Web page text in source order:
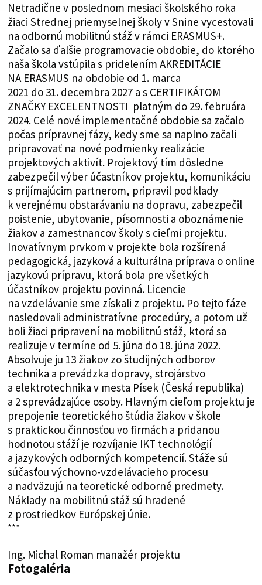
Netradične v poslednom mesiaci školského roka
žiaci Strednej priemyselnej školy v Snine vycestovali
na odbornú mobilitnú stáž v rámci ERASMUS+.
Začalo sa ďalšie programovacie obdobie, do ktorého
naša škola vstúpila s pridelením AKREDITÁCIE
NA ERASMUS na obdobie od 1. marca
2021 do 31. decembra 2027 a s CERTIFIKÁTOM
ZNAČKY EXCELENTNOSTI platným do 29. februára
2024. Celé nové implementačné obdobie sa začalo
počas prípravnej fázy, kedy sme sa naplno začali
pripravovať na nové podmienky realizácie
projektových aktivít. Projektový tím dôsledne
zabezpečil výber účastníkov projektu, komunikáciu
s prijímajúcim partnerom, pripravil podklady
k verejnému obstarávaniu na dopravu, zabezpečil
poistenie, ubytovanie, písomnosti a oboznámenie
žiakov a zamestnancov školy s cieľmi projektu.
Inovatívnym prvkom v projekte bola rozšírená
pedagogická, jazyková a kulturálna príprava o online
jazykovú prípravu, ktorá bola pre všetkých
účastníkov projektu povinná. Licencie
na vzdelávanie sme získali z projektu. Po tejto fáze
nasledovali administratívne procedúry, a potom už
boli žiaci pripravení na mobilitnú stáž, ktorá sa
realizuje v termíne od 5. júna do 18. júna 2022.
Absolvuje ju 13 žiakov zo študijných odborov
technika a prevádzka dopravy, strojárstvo
a elektrotechnika v mesta Písek (Česká republika)
a 2 sprevádzajúce osoby. Hlavným cieľom projektu je
prepojenie teoretického štúdia žiakov v škole
s praktickou činnosťou vo firmách a pridanou
hodnotou stáží je rozvíjanie IKT technológií
a jazykových odborných kompetencií. Stáže sú
súčasťou výchovno-vzdelávacieho procesu
a nadväzujú na teoretické odborné predmety.
Náklady na mobilitnú stáž sú hradené
z prostriedkov Európskej únie.
***
Ing. Michal Roman manažér projektu
Fotogaléria